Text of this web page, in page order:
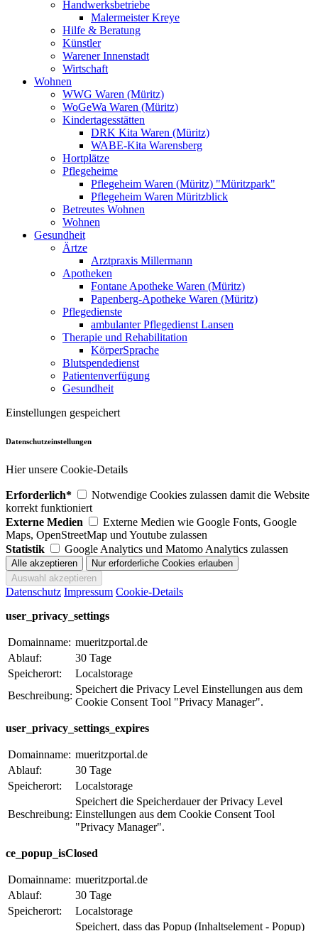
Handwerksbetriebe
Malermeister Kreye
Hilfe & Beratung
Künstler
Warener Innenstadt
Wirtschaft
Wohnen
WWG Waren (Müritz)
WoGeWa Waren (Müritz)
Kindertagesstätten
DRK Kita Waren (Müritz)
WABE-Kita Warensberg
Hortplätze
Pflegeheime
Pflegeheim Waren (Müritz) "Müritzpark"
Pflegeheim Waren Müritzblick
Betreutes Wohnen
Wohnen
Gesundheit
Ärtze
Arztpraxis Millermann
Apotheken
Fontane Apotheke Waren (Müritz)
Papenberg-Apotheke Waren (Müritz)
Pflegedienste
ambulanter Pflegedienst Lansen
Therapie und Rehabilitation
KörperSprache
Blutspendedienst
Patientenverfügung
Gesundheit
Einstellungen gespeichert
Datenschutzeinstellungen
Hier unsere Cookie-Details
Erforderlich*
Notwendige Cookies zulassen damit die Website
korrekt funktioniert
Externe Medien
Externe Medien wie Google Fonts, Google
Maps, OpenStreetMap und Youtube zulassen
Statistik
Google Analytics und Matomo Analytics zulassen
Datenschutz Impressum Cookie-Details
user_privacy_settings
Domainname: mueritzportal.de
Ablauf:
30 Tage
Speicherort:
Localstorage
Beschreibung:
Speichert die Privacy Level Einstellungen aus dem
Cookie Consent Tool "Privacy Manager".
user_privacy_settings_expires
Domainname: mueritzportal.de
Ablauf:
30 Tage
Speicherort:
Localstorage
Beschreibung:
Speichert die Speicherdauer der Privacy Level
Einstellungen aus dem Cookie Consent Tool
"Privacy Manager".
ce_popup_isClosed
Domainname: mueritzportal.de
Ablauf:
30 Tage
Speicherort:
Localstorage
Speichert, dass das Popup (Inhaltselement - Popup)